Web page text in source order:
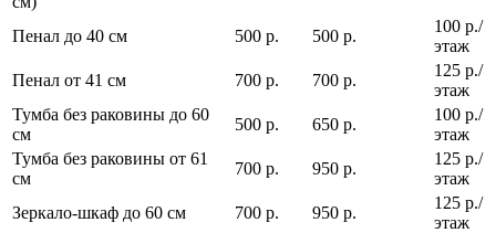
Пенал до 40 см 500 р. 500 р.
100 р./
этаж
Пенал от 41 см
700 р. 700 р.
125 р./
этаж
Тумба без раковины до 60
см
500 р. 650 р.
100 р./
этаж
Тумба без раковины от 61
см
700 р. 950 р.
125 р./
этаж
Зеркало-шкаф до 60 см
700 р. 950 р.
125 р./
этаж